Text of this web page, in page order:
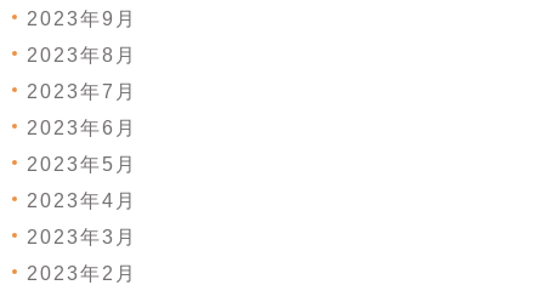
2023年9月
2023年8月
2023年7月
2023年6月
2023年5月
2023年4月
2023年3月
2023年2月